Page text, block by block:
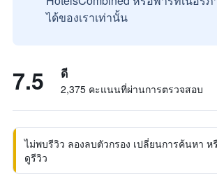
ได้ของเราเท่านั้น
7.5 ดี
2,375 คะแนนที่ผ่านการตรวจสอบ
ไม่พบรีวิว ลองลบตัวกรอง เปลี่ยนการค้นหา ห
ดูรีวิว